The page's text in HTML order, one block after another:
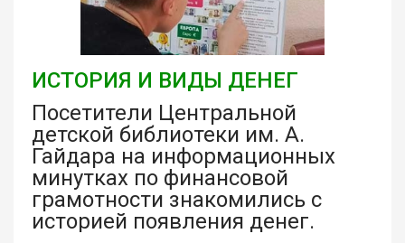
ИСТОРИЯ И ВИДЫ ДЕНЕГ
Посетители Центральной
детской библиотеки им. А.
Гайдара на информационных
минутках по финансовой
грамотности знакомились с
историей появления денег.